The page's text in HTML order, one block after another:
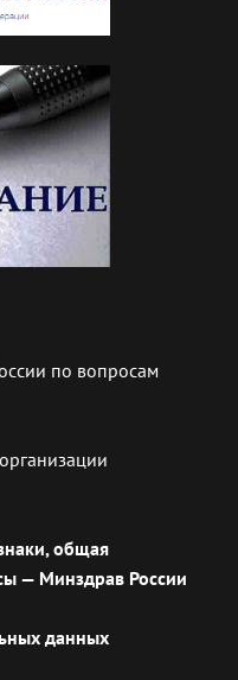
по вопросам
общая
— Минздрав России
данных